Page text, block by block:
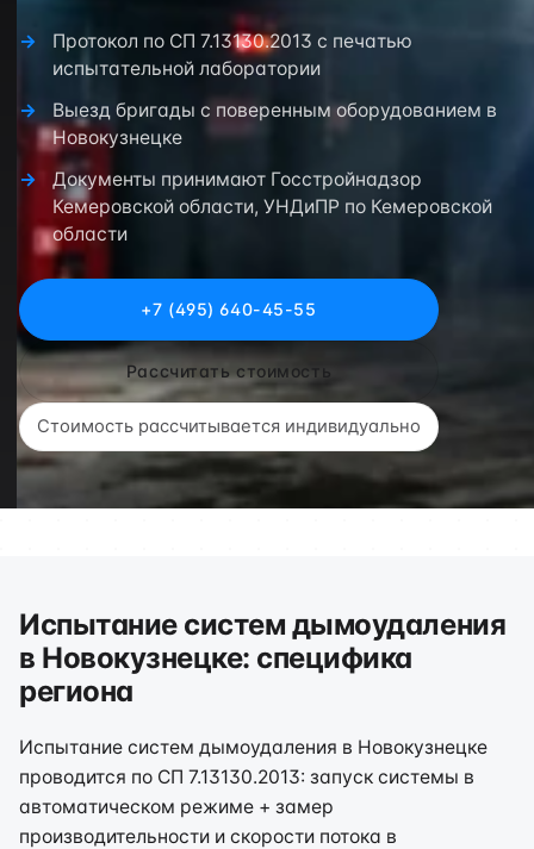
Протокол по СП 7.13130.2013 с печатью
испытательной лаборатории
Выезд бригады с поверенным оборудованием в
Новокузнецке
Документы принимают Госстройнадзор
Кемеровской области, УНДиПР по Кемеровской
области
+7 (495) 640-45-55
Рассчитать стоимость
Стоимость рассчитывается индивидуально
Испытание систем дымоудаления
в Новокузнецке: специфика
региона
Испытание систем дымоудаления в Новокузнецке
проводится по СП 7.13130.2013: запуск системы в
автоматическом режиме + замер
производительности и скорости потока в